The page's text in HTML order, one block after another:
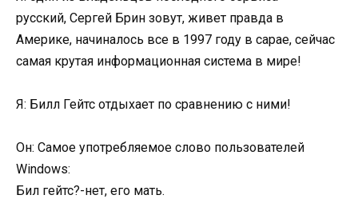
русский, Сергей Брин зовут, живет правда в
Америке, начиналось все в 1997 году в сарае, сейчас
самая крутая информационная система в мире!
Я: Билл Гейтс отдыхает по сравнению с ними!
Он: Самое употребляемое слово пользователей
Windows:
Бил гейтс?-нет, его мать.